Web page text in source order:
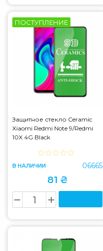
ПОСТУПЛЕНИЕ
Защитное стекло Ceramic
Xiaomi Redmi Note 9/Redmi
10X 4G Black
В НАЛИЧИИ 06665
81 ₴